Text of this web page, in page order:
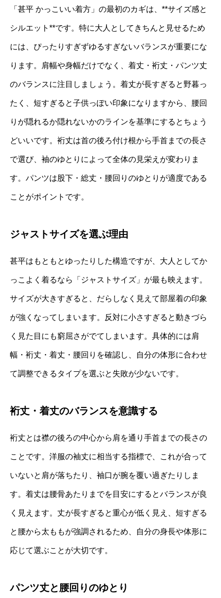
「甚平 かっこいい着方」の最初のカギは、**サイズ感と
シルエット**です。特に大人としてきちんと見せるため
には、ぴったりすぎずゆるすぎないバランスが重要にな
ります。肩幅や身幅だけでなく、着丈・裄丈・パンツ丈
のバランスに注目しましょう。着丈が長すぎると野暮っ
たく、短すぎると子供っぽい印象になりますから、腰回
りが隠れるか隠れないかのラインを基準にするとちょう
どいいです。裄丈は首の後ろ付け根から手首までの長さ
で選び、袖のゆとりによって全体の見栄えが変わりま
す。パンツは股下・総丈・腰回りのゆとりが適度である
ことがポイントです。
ジャストサイズを選ぶ理由
甚平はもともとゆったりした構造ですが、大人としてか
っこよく着るなら「ジャストサイズ」が最も映えます。
サイズが大きすぎると、だらしなく見えて部屋着の印象
が強くなってしまいます。反対に小さすぎると動きづら
く見た目にも窮屈さがでてしまいます。具体的には肩
幅・裄丈・着丈・腰回りを確認し、自分の体形に合わせ
て調整できるタイプを選ぶと失敗が少ないです。
裄丈・着丈のバランスを意識する
裄丈とは襟の後ろの中心から肩を通り手首までの長さの
ことです。洋服の袖丈に相当する指標で、これが合って
いないと肩が落ちたり、袖口が腕を覆い過ぎたりしま
す。着丈は腰骨あたりまでを目安にするとバランスが良
く見えます。丈が長すぎると重心が低く見え、短すぎる
と腰から太ももが強調されるため、自分の身長や体形に
応じて選ぶことが大切です。
パンツ丈と腰回りのゆとり